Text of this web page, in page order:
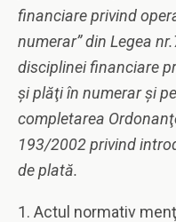
financiare privind
numerar” din Legea
disciplinei financiare
şi plăţi în numerar şi
completarea
193/2002 privind
de plată.
1. Actul normativ